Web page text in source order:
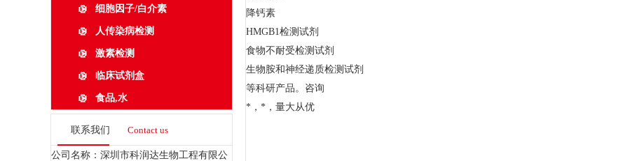
细胞因子/白介素
人传染病检测
激素检测
临床试剂盒
食品,水
联系我们 Contact us
公司名称：深圳市科润达生物工程有限公
降钙素
HMGB1检测试剂
食物不耐受检测试剂
生物胺和神经递质检测试剂
等科研产品。咨询
*，*，量大从优